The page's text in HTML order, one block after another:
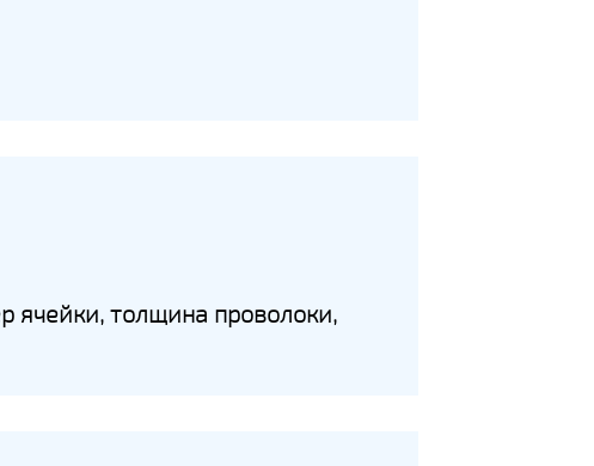
ячейки, толщина проволоки,